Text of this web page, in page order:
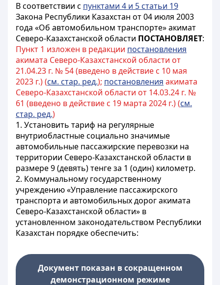
В соответствии с пунктами 4 и 5 статьи 19
Закона Республики Казахстан от 04 июля 2003
года «Об автомобильном транспорте» акимат
Северо-Казахстанской области ПОСТАНОВЛЯЕТ:
Пункт 1 изложен в редакции постановления
акимата Северо-Казахстанской области от
21.04.23 г. № 54 (введено в действие с 10 мая
2023 г.) (см. стар. ред.); постановления акимата
Северо-Казахстанской области от 14.03.24 г. №
61 (введено в действие с 19 марта 2024 г.) (см.
стар. ред.)
1. Установить тариф на регулярные
внутриобластные социально значимые
автомобильные пассажирские перевозки на
территории Северо-Казахстанской области в
размере 9 (девять) тенге за 1 (один) километр.
2. Коммунальному государственному
учреждению «Управление пассажирского
транспорта и автомобильных дорог акимата
Северо-Казахстанской области» в
установленном законодательством Республики
Казахстан порядке обеспечить:
Документ показан в сокращенном
демонстрационном режиме